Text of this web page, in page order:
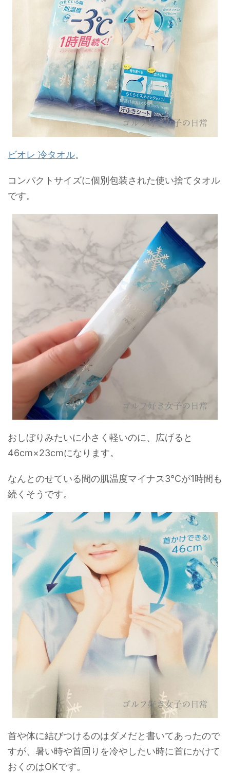
ビオレ 冷タオル。
コンパクトサイズに個別包装された使い捨てタオル
です。
おしぼりみたいに小さく軽いのに、広げると
46cm×23cmになります。
なんとのせている間の肌温度マイナス3℃が1時間も
続くそうです。
首や体に結びつけるのはダメだと書いてあったので
すが、暑い時や首回りを冷やしたい時に首にかけて
おくのはOKです。